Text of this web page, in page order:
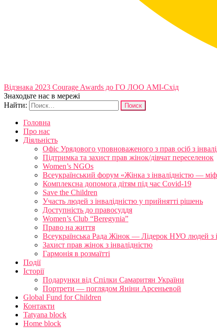
Відзнака 2023 Courage Awards до ГО ЛОО АМІ-Схід
Знаходьте нас в мережі
Найти:
Головна
Про нас
Діяльність
Офіс Урядового уповноваженого з прав осіб з
Підтримка та захист прав жінок/дівчат переселенок
Women’s NGOs
Всеукраїнський форум «Жінка з інвалідністю —
Комплексна допомога дітям під час Covid-19
Save the Children
Участь людей з інвалідністю у прийнятті рішень
Доступність до правосуддя
Women’s Club “Beregynia”
Право на життя
Всеукраїнська Рада Жінок — Лідерок НУО людей з
Захист прав жінок з інвалідністю
Гармонія в розмаїтті
Події
Історії
Подарунки від Спілки Самаритян України
Портрети — поглядом Яніни Арсеньевой
Global Fund for Children
Контакти
Tatyana block
Home block